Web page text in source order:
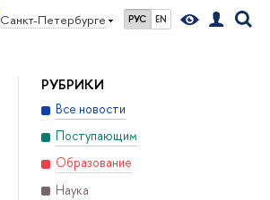
Санкт-Петербурге РУС EN
РУБРИКИ
Все новости
Поступающим
Образование
Наука